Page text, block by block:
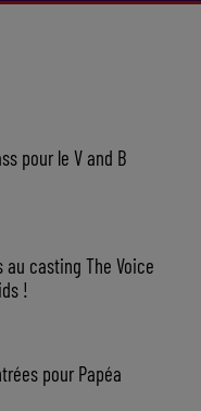
pour le V and B
au casting The Voice
!
pour Papéa